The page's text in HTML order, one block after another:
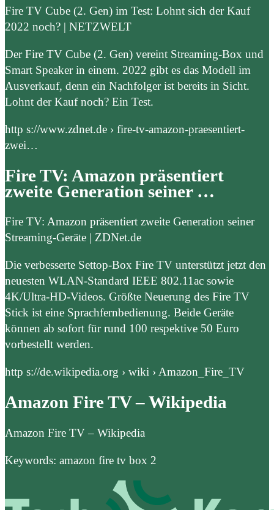
Fire TV Cube (2. Gen) im Test: Lohnt sich der Kauf
2022 noch? | NETZWELT
Der Fire TV Cube (2. Gen) vereint Streaming-Box und
Smart Speaker in einem. 2022 gibt es das Modell im
Ausverkauf, denn ein Nachfolger ist bereits in Sicht.
Lohnt der Kauf noch? Ein Test.
http s://www.zdnet.de › fire-tv-amazon-praesentiert-
zwei…
Fire TV: Amazon präsentiert
zweite Generation seiner …
Fire TV: Amazon präsentiert zweite Generation seiner
Streaming-Geräte | ZDNet.de
Die verbesserte Settop-Box Fire TV unterstützt jetzt den
neuesten WLAN-Standard IEEE 802.11ac sowie
4K/Ultra-HD-Videos. Größte Neuerung des Fire TV
Stick ist eine Sprachfernbedienung. Beide Geräte
können ab sofort für rund 100 respektive 50 Euro
vorbestellt werden.
http s://de.wikipedia.org › wiki › Amazon_Fire_TV
Amazon Fire TV – Wikipedia
Amazon Fire TV – Wikipedia
Keywords: amazon fire tv box 2